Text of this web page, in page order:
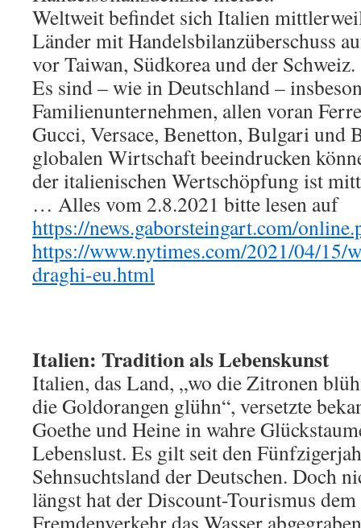
Weltweit befindet sich Italien
Länder mit Handelsbilanzüberschuss
vor Taiwan, Südkorea und der Schweiz.
Es sind – wie in Deutschland –
Familienunternehmen, allen voran
Gucci, Versace, Benetton, Bulgari und
globalen Wirtschaft beeindrucken
der italienischen Wertschöpfung ist
… Alles vom 2.8.2021 bitte lesen auf
https://news.gaborsteingart.com/
https://www.nytimes.com/2021/04/15/
draghi-eu.html
Italien: Tradition als Lebenskunst
Italien, das Land, „wo die Zitronen
die Goldorangen glühn“, versetzte
Goethe und Heine in wahre
Lebenslust. Es gilt seit den
Sehnsuchtsland der Deutschen. Doch
längst hat der Discount-Tourismus
Fremdenverkehr das Wasser